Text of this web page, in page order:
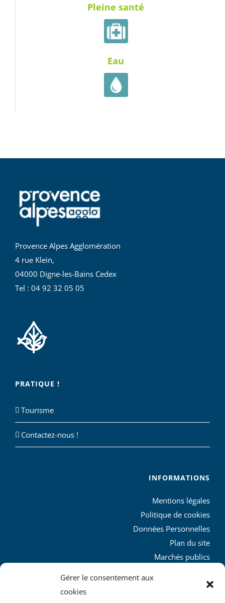
Gérer le consentement aux
cookies
Pleine santé
Eau
Provence Alpes Agglomération
4 rue Klein,
04000 Digne-les-Bains Cedex
Tel : 04 92 32 05 05
PRATIQUE !
Tourisme
Contactez-nous !
INFORMATIONS
Mentions légales
Politique de cookies
Données Personnelles
Plan du site
Marchés publics
L’agglo recrute